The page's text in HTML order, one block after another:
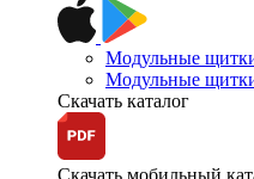
Модульные
Модульные
Скачать каталог
Скачать мобильный